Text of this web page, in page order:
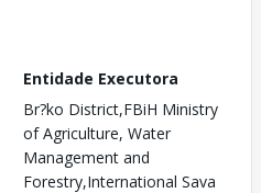
Entidade Executora
Br?ko District,FBiH Ministry
of Agriculture, Water
Management and
Forestry,International Sava